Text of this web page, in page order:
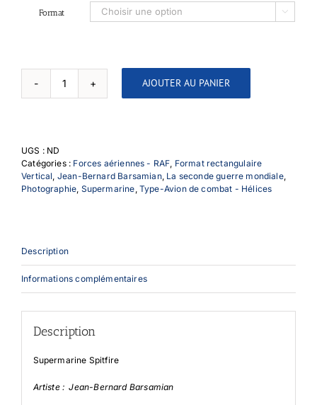
à
175,00 €
Format 
quantité
de
AJOUTER AU PANIER
UGS : ND
Catégories : Forces aériennes - RAF Format rectangulaire
Vertical Jean-Bernard Barsamian, La seconde guerre mondiale,
Photographie Supermarine Type-Avion de combat - Hélices
Description
Informations complémentaires
Description
Supermarine Spitfire
Artiste : Jean-Bernard Barsamian